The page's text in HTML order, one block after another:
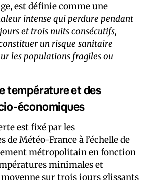
estdéfiniecomme une
intense qui perdure pendant
et trois nuits consécutifs,
un risque sanitaire
les populations fragiles ou
température et des
économiques
est fixé par les
de Météo-France à l’échelle de
métropolitain en fonction
minimales et
sur trois jours glissants